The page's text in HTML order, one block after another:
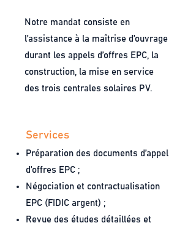
Notre mandat consiste en
l’assistance à la maîtrise d’ouvrage
durant les appels d’offres EPC, la
construction, la mise en service
des trois centrales solaires PV.
Services
Préparation des documents d’appel
d’offres EPC ;
Négociation et contractualisation
EPC (FIDIC argent) ;
Revue des études détaillées et